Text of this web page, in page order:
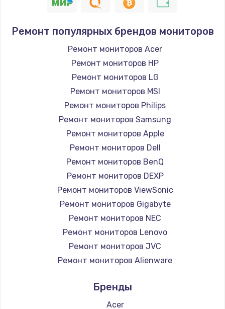
Заказать
Установка драйверов
725 руб.
Заказать
Замена вебкамеры
1260 руб.
Заказать
Ремонт петель крышки
990 руб.
Заказать
Настройка Wi-Fi
1030 руб.
Заказать
Замена шим-контроллера
3900 руб.
Ремонт популярных брендов мониторов
Ремонт мониторов Acer
Ремонт мониторов HP
Ремонт мониторов LG
Ремонт мониторов MSI
Ремонт мониторов Philips
Ремонт мониторов Samsung
Ремонт мониторов Apple
Ремонт мониторов Dell
Ремонт мониторов BenQ
Ремонт мониторов DEXP
Ремонт мониторов ViewSonic
Ремонт мониторов Gigabyte
Ремонт мониторов NEC
Ремонт мониторов Lenovo
Ремонт мониторов JVC
Ремонт мониторов Alienware
Ремонт мониторов Thunderobot
Ремонт мониторов Hisense
Бренды
Acer